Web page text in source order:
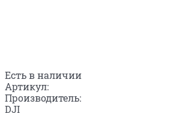
Есть в наличии
Артикул:
Производитель:
DJI